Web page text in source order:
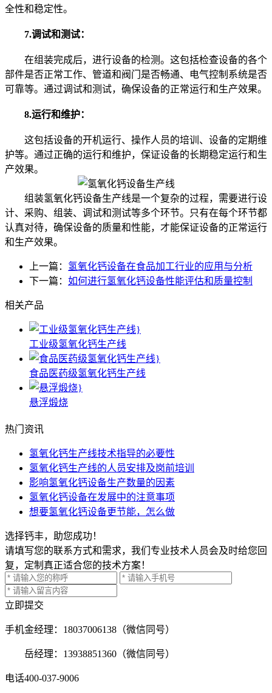
全性和稳定性。
7.调试和测试：
在组装完成后，进行设备的检测。这包括检查设备的各个
部件是否正常工作、管道和阀门是否畅通、电气控制系统是否
可靠等。通过调试和测试，确保设备的正常运行和生产效果。
8.运行和维护：
这包括设备的开机运行、操作人员的培训、设备的定期维
护等。通过正确的运行和维护，保证设备的长期稳定运行和生
产效果。
组装氢氧化钙设备生产线是一个复杂的过程，需要进行设
计、采购、组装、调试和测试等多个环节。只有在每个环节都
认真对待，确保设备的质量和性能，才能保证设备的正常运行
和生产效果。
上一篇： 氢氧化钙设备在食品加工行业的应用与分析
下一篇： 如何进行氢氧化钙设备性能评估和质量控制
相关产品
工业级氢氧化钙生产线
食品医药级氢氧化钙生产线
悬浮煅烧
热门资讯
氢氧化钙生产线技术指导的必要性
氢氧化钙生产线的人员安排及岗前培训
影响氢氧化钙设备生产数量的因素
氢氧化钙设备在发展中的注意事项
想要氢氧化钙设备更节能，怎么做
选择钙丰，助您成功！
请填写您的联系方式和需求，我们专业技术人员会及时给您回
复，定制真正适合您的技术方案！
立即提交
手机金经理：18037006138（微信同号）
岳经理：13938851360（微信同号）
电话400-037-9006